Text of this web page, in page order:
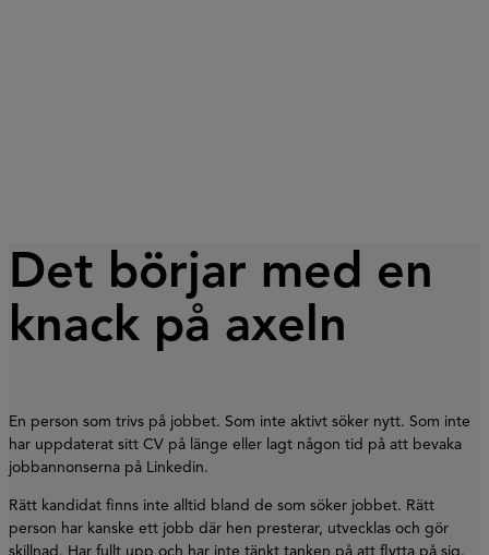
Det börjar med en
knack på axeln
En person som trivs på jobbet. Som inte aktivt söker nytt. Som inte
har uppdaterat sitt CV på länge eller lagt någon tid på att bevaka
jobbannonserna på Linkedin.
Rätt kandidat finns inte alltid bland de som söker jobbet. Rätt
person har kanske ett jobb där hen presterar, utvecklas och gör